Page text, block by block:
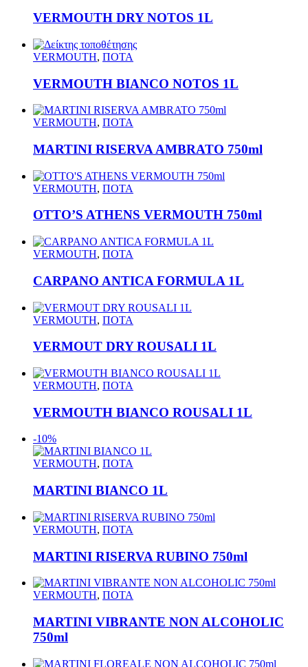
VERMOUTH DRY NOTOS 1L
VERMOUTH, ΠΟΤΑ
VERMOUTH BIANCO NOTOS 1L
VERMOUTH, ΠΟΤΑ
MARTINI RISERVA AMBRATO 750ml
VERMOUTH, ΠΟΤΑ
OTTO’S ATHENS VERMOUTH 750ml
VERMOUTH, ΠΟΤΑ
CARPANO ANTICA FORMULA 1L
VERMOUTH, ΠΟΤΑ
VERMOUT DRY ROUSALI 1L
VERMOUTH, ΠΟΤΑ
VERMOUTH BIANCO ROUSALI 1L
-10%
VERMOUTH, ΠΟΤΑ
MARTINI BIANCO 1L
VERMOUTH, ΠΟΤΑ
MARTINI RISERVA RUBINO 750ml
VERMOUTH, ΠΟΤΑ
MARTINI VIBRANTE NON ALCOHOLIC
750ml